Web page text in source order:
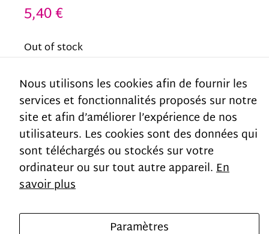
5,40€
Out of stock
SKU:B3.PAV.351-BAR
Category:ventes-speciales
Tag:Barre
Additional information
Nous utilisons les cookies afin de fournir les
services et fonctionnalités proposés sur notre
site et afin d’améliorer l’expérience de nos
utilisateurs. Les cookies sont des données qui
sont téléchargés ou stockés sur votre
ordinateur ou sur tout autre appareil.En
savoir plus
Paramètres
In order for
our website
to perform
as well as
possible
visit. If you
refuse these